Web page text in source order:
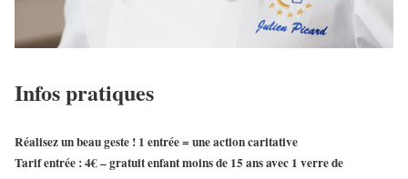
Infos pratiques
Réalisez un beau geste ! 1 entrée = une action caritative
Tarif entrée : 4€ – gratuit enfant moins de 15 ans avec 1 verre de